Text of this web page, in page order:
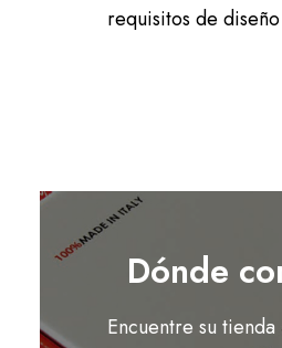
requisitos de
Dónde
Encuentre su